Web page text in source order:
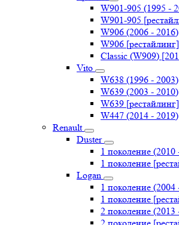
W901-905 (1995 -
W901-905
W906 (2006 - 2016)
W906
Classic (W909)
Vito
W638 (1996 - 2003)
W639 (2003 - 2010)
W639
W447 (2014 - 2019)
Renault
Duster
1 поколение (2010
1 поколение
Logan
1 поколение (2004
1 поколение
2 поколение (2013